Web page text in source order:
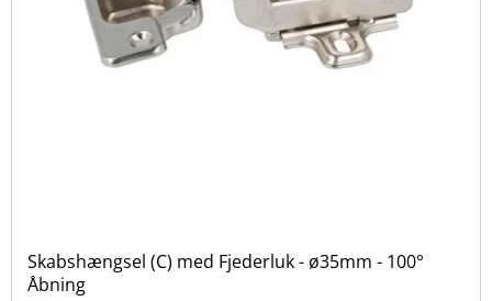
Skabshængsel (C) med Fjederluk - ø35mm - 100°
Åbning